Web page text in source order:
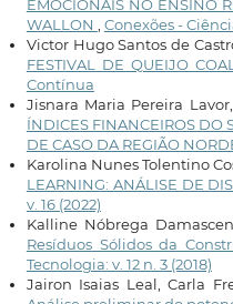
EMOCIONAIS NO ENSINO
WALLON , Conexões -
Victor Hugo Santos de
FESTIVAL DE QUEIJO
Contínua
Jisnara Maria Pereira
ÍNDICES FINANCEIROS DO
DE CASO DA REGIÃO
Karolina Nunes Tolentino
LEARNING: ANÁLISE DE
v. 16 (2022)
Kalline Nóbrega
Resíduos Sólidos da
Tecnologia: v. 12 n. 3 (2018)
Jairon Isaias Leal, Carla